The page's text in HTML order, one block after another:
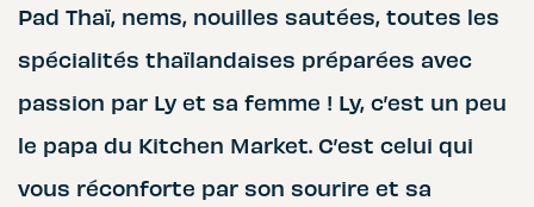
Pad Thaï, nems, nouilles sautées, toutes les
spécialités thaïlandaises préparées avec
passion par Ly et sa femme ! Ly, c’est un peu
le papa du Kitchen Market. C’est celui qui
vous réconforte par son sourire et sa